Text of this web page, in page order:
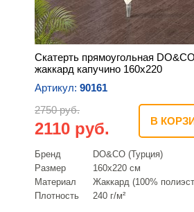
Скатерть прямоугольная
жаккард капучино 160х220
Артикул: 90161
2750 руб.
2110 руб. В
Бренд
DO&CO (Турция)
Размер
160х220 см
Материал
Жаккард (100%
Плотность
240 г/м²